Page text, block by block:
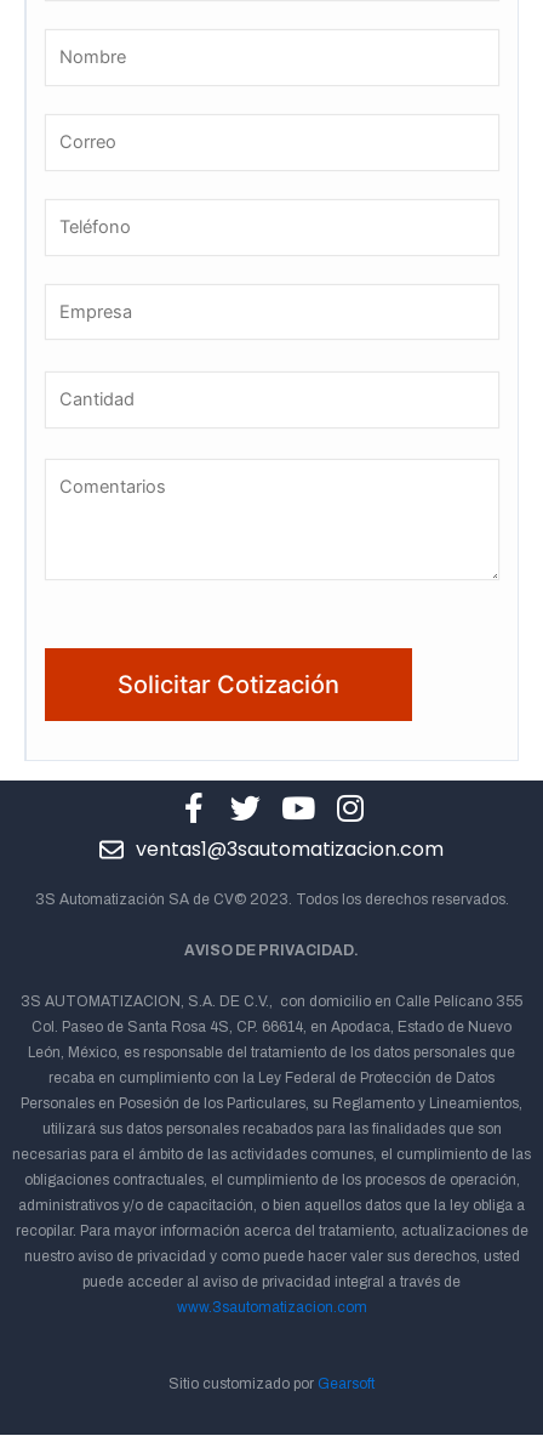
ventas1@3sautomatizacion.com
3S Automatización SA de CV© 2023. Todos los derechos reservados.
AVISO DE PRIVACIDAD.
3S AUTOMATIZACION, S.A. DE C.V., con domicilio en Calle Pelícano 355
Col. Paseo de Santa Rosa 4S, CP. 66614, en Apodaca, Estado de Nuevo
León, México, es responsable del tratamiento de los datos personales que
recaba en cumplimiento con la Ley Federal de Protección de Datos
Personales en Posesión de los Particulares, su Reglamento y Lineamientos,
utilizará sus datos personales recabados para las finalidades que son
necesarias para el ámbito de las actividades comunes, el cumplimiento de las
obligaciones contractuales, el cumplimiento de los procesos de operación,
administrativos y/o de capacitación, o bien aquellos datos que la ley obliga a
recopilar. Para mayor información acerca del tratamiento, actualizaciones de
nuestro aviso de privacidad y como puede hacer valer sus derechos, usted
puede acceder al aviso de privacidad integral a través de
www.3sautomatizacion.com
Sitio customizado por Gearsoft